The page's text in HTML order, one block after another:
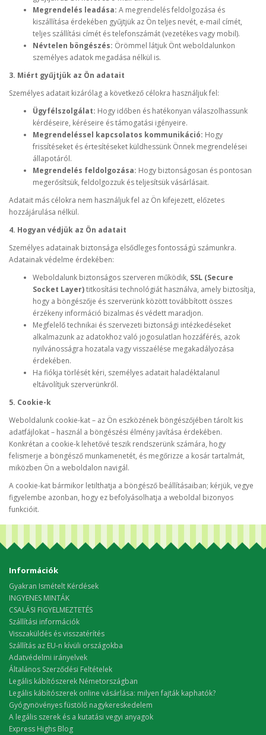
Megrendelés leadása: A megrendelés feldolgozása és
kiszállítása érdekében gyűjtjük az Ön teljes nevét, e-mail címét,
teljes szállítási címét és telefonszámát (vezetékes vagy mobil).
Névtelen böngészés: Örömmel látjuk Önt weboldalunkon
személyes adatok megadása nélkül is.
3. Miért gyűjtjük az Ön adatait
Személyes adatait kizárólag a következő célokra használjuk fel:
Ügyfélszolgálat: Hogy időben és hatékonyan válaszolhassunk
kérdéseire, kéréseire és támogatási igényeire.
Megrendeléssel kapcsolatos kommunikáció: Hogy
frissítéseket és értesítéseket küldhessünk Önnek megrendelései
állapotáról.
Megrendelés feldolgozása: Hogy biztonságosan és pontosan
megerősítsük, feldolgozzuk és teljesítsük vásárlásait.
Adatait más célokra nem használjuk fel az Ön kifejezett, előzetes
hozzájárulása nélkül.
4. Hogyan védjük az Ön adatait
Személyes adatainak biztonsága elsődleges fontosságú számunkra.
Adatainak védelme érdekében:
Weboldalunk biztonságos szerveren működik, SSL (Secure
Socket Layer)titkosítási technológiát használva, amely biztosítja,
hogy a böngészője és szerverünk között továbbított összes
érzékeny információ bizalmas és védett maradjon.
Megfelelő technikai és szervezeti biztonsági intézkedéseket
alkalmazunk az adatokhoz való jogosulatlan hozzáférés, azok
nyilvánosságra hozatala vagy visszaélése megakadályozása
érdekében.
Ha fiókja törlését kéri, személyes adatait haladéktalanul
eltávolítjuk szerverünkről.
5. Cookie-k
Weboldalunk cookie-kat – az Ön eszközének böngészőjében tárolt kis
adatfájlokat – használ a böngészési élmény javítása érdekében.
Konkrétan a cookie-k lehetővé teszik rendszerünk számára, hogy
felismerje a böngésző munkamenetét, és megőrizze a kosár tartalmát,
miközben Ön a weboldalon navigál.
A cookie-kat bármikor letilthatja a böngésző beállításaiban; kérjük, vegye
figyelembe azonban, hogy ez befolyásolhatja a weboldal bizonyos
funkcióit.
Információk
Gyakran Ismételt Kérdések
INGYENES MINTÁK
CSALÁSI FIGYELMEZTETÉS
Szállítási információk
Visszaküldés és visszatérítés
Szállítás az EU-n kívüli országokba
Adatvédelmi irányelvek
Általános Szerződési Feltételek
Legális kábítószerek Németországban
Legális kábítószerek online vásárlása: milyen fajták kaphatók?
Gyógynövényes füstölő nagykereskedelem
A legális szerek és a kutatási vegyi anyagok
Express Highs Blog